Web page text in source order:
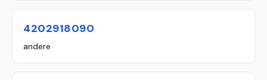
4202918090
andere